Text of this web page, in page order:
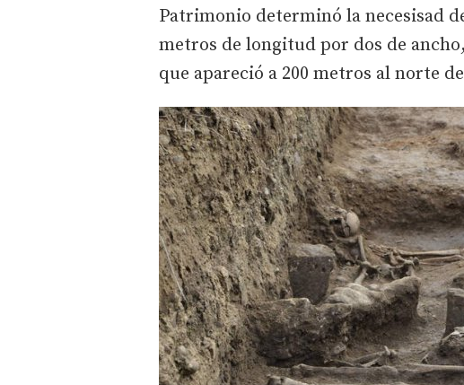
Patrimonio determinó la necesisad
metros de longitud por dos de
que apareció a 200 metros al norte